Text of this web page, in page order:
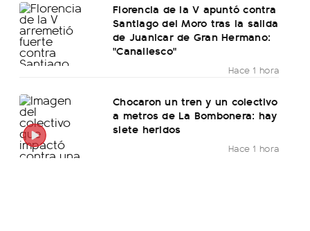
Florencia de la V apuntó contra
Santiago del Moro tras la salida
de Juanicar de Gran Hermano:
"Canallesco"
Hace 1 hora
Chocaron un tren y un colectivo
a metros de La Bombonera: hay
siete heridos
Hace 1 hora